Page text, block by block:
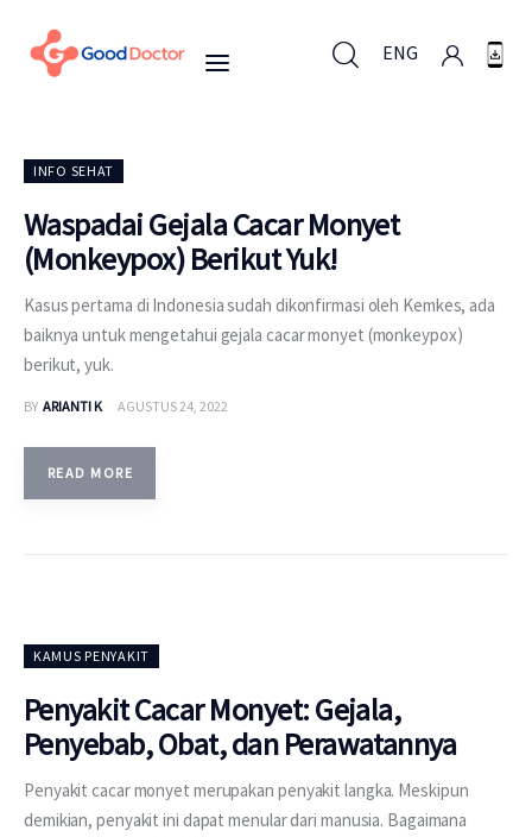
ENG
Untuk Bisnis
Untuk Anda
Berita
Layanan
INFO SEHAT
Waspadai Gejala Cacar Monyet
(Monkeypox) Berikut Yuk!
Kasus pertama di Indonesia sudah dikonfirmasi oleh Kemkes, ada
baiknya untuk mengetahui gejala cacar monyet (monkeypox)
berikut, yuk.
BY ARIANTI K AGUSTUS 24, 2022
READ MORE
KAMUS PENYAKIT
Penyakit Cacar Monyet: Gejala,
Penyebab, Obat, dan Perawatannya
Penyakit cacar monyet merupakan penyakit langka. Meskipun
demikian, penyakit ini dapat menular dari manusia. Bagaimana